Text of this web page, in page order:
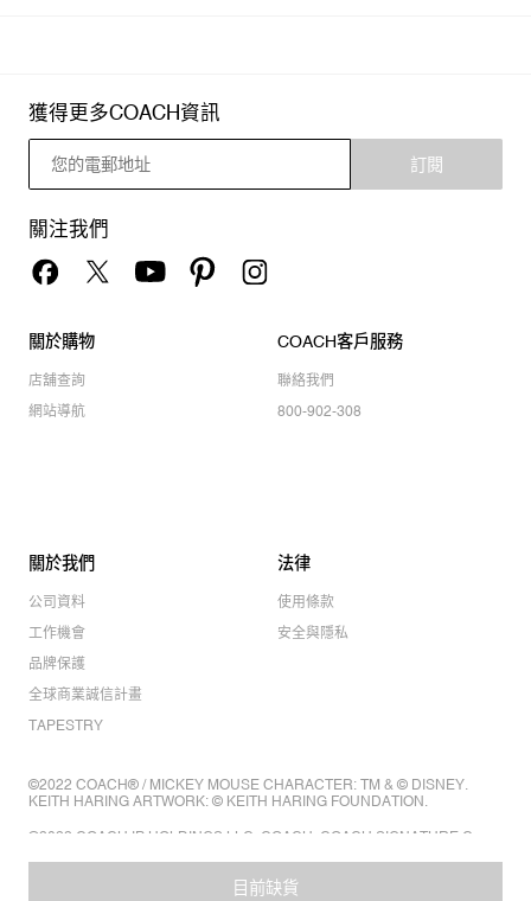
目前缺貨
獲得更多COACH資訊
訂閱
關注我們
關於購物
店舖查詢
網站導航
COACH客戶服務
聯絡我們
800-902-308
關於我們
公司資料
工作機會
品牌保護
全球商業誠信計畫
TAPESTRY
法律
使用條款
安全與隱私
©2022 COACH® / MICKEY MOUSE CHARACTER: TM & © DISNEY.
KEITH HARING ARTWORK: © KEITH HARING FOUNDATION.
©2022 COACH IP HOLDINGS LLC. COACH, COACH SIGNATURE C